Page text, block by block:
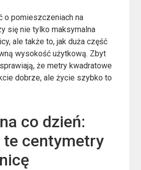
o pomieszczeniach na
się nie tylko maksymalna
ale także to, jak duża część
wysokość użytkową. Zbyt
że metry kwadratowe
dobrze, ale życie szybko to
co dzień:
te centymetry